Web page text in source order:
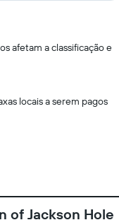
afetam a classificação e
locais a serem pagos
of Jackson Hole